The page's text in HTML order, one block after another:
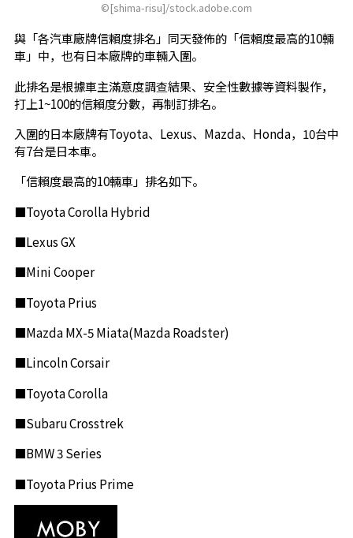
©[shima-risu]/stock.adobe.com
與「各汽車廠牌信賴度排名」同天發佈的「信賴度最高的10輛
車」中，也有日本廠牌的車輛入圍。
此排名是根據車主滿意度調查結果、安全性數據等資料製作，
打上1~100的信賴度分數，再制訂排名。
入圍的日本廠牌有Toyota、Lexus、Mazda、Honda，10台中
有7台是日本車。
「信賴度最高的10輛車」排名如下。
■Toyota Corolla Hybrid
■Lexus GX
■Mini Cooper
■Toyota Prius
■Mazda MX-5 Miata(Mazda Roadster)
■Lincoln Corsair
■Toyota Corolla
■Subaru Crosstrek
■BMW 3 Series
■Toyota Prius Prime